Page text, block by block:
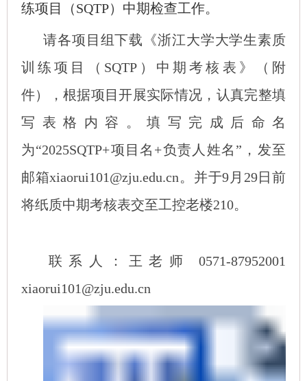
练项目（SQTP）中期检查工作。
请各项目组下载《浙江大学大学生素质
训练项目（ SQTP）中期考核表》（附
件），根据项目开展实际情况，认真完整填
写表格内容。填写完成后命名
为“2025SQTP+项目名+负责人姓名 ”， 发至
邮箱xiaorui101@zju.edu.cn。 并于9 月 29日前
将纸质中期考核表交至工控老楼210。
联系人：王老师 0571-87952001
xiaorui101@zju.edu.cn